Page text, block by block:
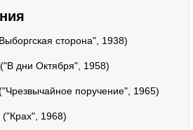
сторона", 1938)
дни Октября", 1958)
поручение", 1965)
("Крах", 1968)